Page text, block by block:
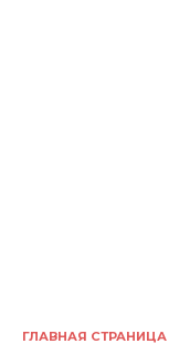
ГЛАВНАЯ СТРАНИЦА